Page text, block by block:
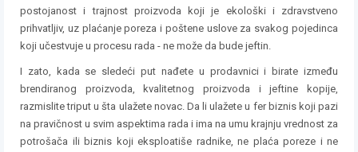
postojanost i trajnost proizvoda koji je ekološki i zdravstveno
prihvatljiv, uz plaćanje poreza i poštene uslove za svakog pojedinca
koji učestvuje u procesu rada - ne može da bude jeftin.
I zato, kada se sledeći put nađete u prodavnici i birate između
brendiranog proizvoda, kvalitetnog proizvoda i jeftine kopije,
razmislite triput u šta ulažete novac. Da li ulažete u fer biznis koji pazi
na pravičnost u svim aspektima rada i ima na umu krajnju vrednost za
potrošača ili biznis koji eksploatiše radnike, ne plaća poreze i ne